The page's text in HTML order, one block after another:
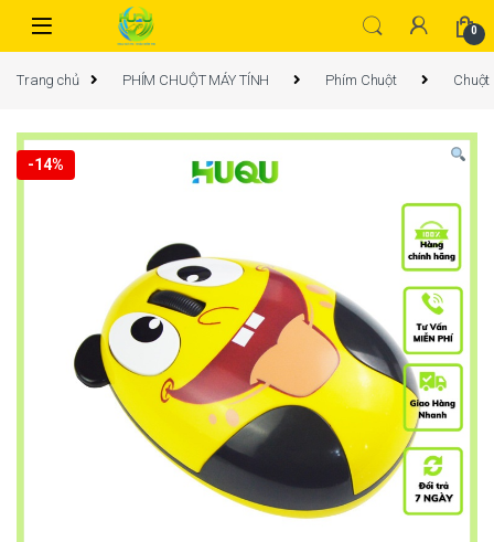
0
Trang chủ PHÍM CHUỘT MÁY TÍNH Phím Chuột Chuột
-14%